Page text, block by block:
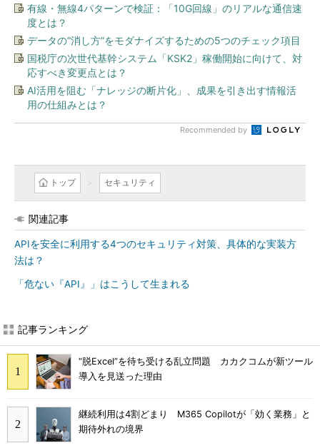
有線・無線4パターンで検証：「10G回線」のリアルな通信速
度とは？
データの“消し方”をモダナイズするための5つのチェック項目
国税庁の次世代基幹システム「KSK2」稼働開始に向けて、対
応すべき変更点とは？
AI活用を阻む「ナレッジの断片化」、成果を引き出す情報活
用の仕組みとは？
Recommended by
トップ セキュリティ
関連記事
APIを安全に利用する4つのセキュリティ対策、具体的な実装方
法は？
「危ない『API』」はこうして生まれる
記事ランキング
“脱Excel”を待ち受ける乱立問題 カカクコムが新ツール
導入を見送った理由
継続利用は4割どまり M365 Copilotが「効く業務」と
期待外れの境界